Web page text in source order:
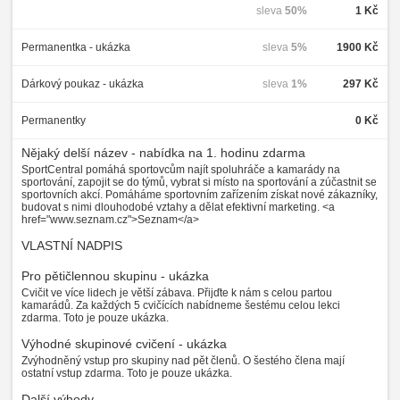
1 Kč
sleva 50%
Permanentka - ukázka 1900 Kč
sleva 5%
Dárkový poukaz - ukázka 297 Kč
sleva 1%
Permanentky 0 Kč
Nějaký delší název - nabídka na 1. hodinu zdarma
SportCentral pomáhá sportovcům najít spoluhráče a kamarády na
sportování, zapojit se do týmů, vybrat si místo na sportování a zúčastnit se
sportovních akcí. Pomáháme sportovním zařízením získat nové zákazníky,
budovat s nimi dlouhodobé vztahy a dělat efektivní marketing. <a
href="www.seznam.cz">Seznam</a>
VLASTNÍ NADPIS
Pro pětičlennou skupinu - ukázka
Cvičit ve více lidech je větší zábava. Přijďte k nám s celou partou
kamarádů. Za každých 5 cvičících nabídneme šestému celou lekci
zdarma. Toto je pouze ukázka.
Výhodné skupinové cvičení - ukázka
Zvýhodněný vstup pro skupiny nad pět členů. O šestého člena mají
ostatní vstup zdarma. Toto je pouze ukázka.